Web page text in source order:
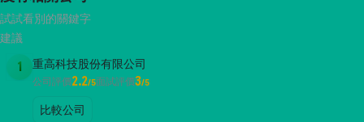
試試看別的關鍵字
建議
1 重高科技股份有限公司
公司評價2.2/5面試評價3/5
比較公司